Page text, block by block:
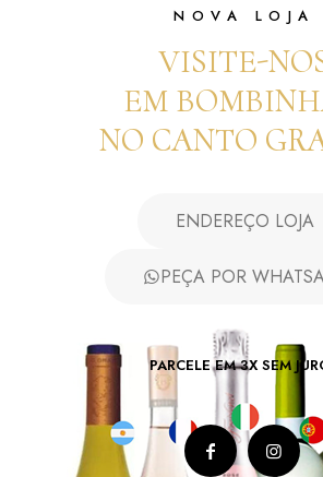
NOVA LOJA
VISITE-
EM
NO CANTO
ENDEREÇO LOJA
PEÇA POR
PARCELE EM 3X SEM